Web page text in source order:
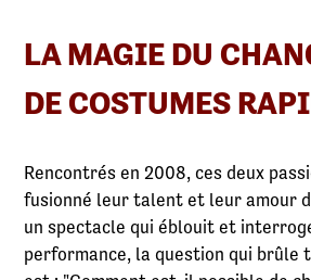
LA MAGIE DU
DE COSTUMES
Rencontrés en 2008, ces deux
fusionné leur talent et leur amour
un spectacle qui éblouit et
performance, la question qui brûle